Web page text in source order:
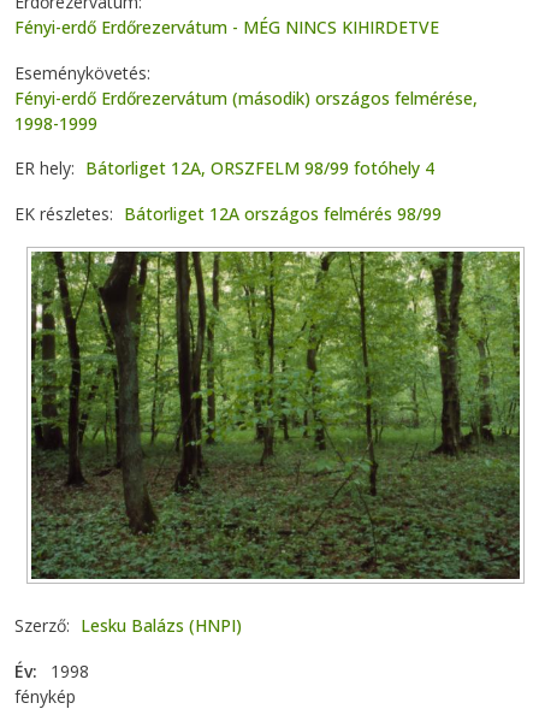
Fényi-erdő Erdőrezervátum - MÉG NINCS KIHIRDETVE
Eseménykövetés
Fényi-erdő Erdőrezervátum (második) országos felmérése,
1998-1999
ER hely
Bátorliget 12A, ORSZFELM 98/99 fotóhely 4
EK részletes
Bátorliget 12A országos felmérés 98/99
Szerző
Lesku Balázs (HNPI)
Év
1998
fénykép